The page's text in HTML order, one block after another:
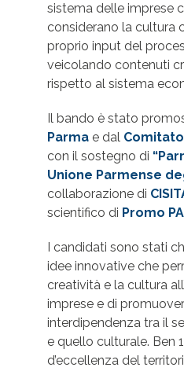
sistema delle imprese
considerano la cultura
proprio input del
veicolando contenuti
rispetto al sistema
Il bando è stato
Parma e dal
con il sostegno di
Unione Parmense
collaborazione di
scientifico di Promo
I candidati sono stati
idee innovative che
creatività e la cultura
imprese e di
interdipendenza tra il
e quello culturale. Ben
d’eccellenza del